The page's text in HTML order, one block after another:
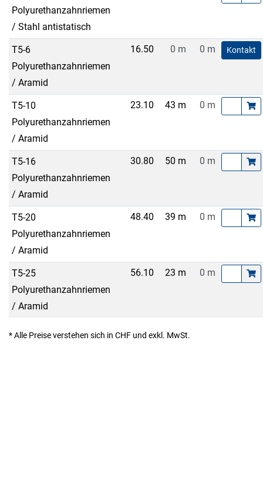
Polyurethanzahnriemen
/ Stahl antistatisch
T5-6
Polyurethanzahnriemen
/ Aramid
16.50 0 m 0 m Kontakt
T5-10
Polyurethanzahnriemen
/ Aramid
23.10 43 m 0 m
T5-16
Polyurethanzahnriemen
/ Aramid
30.80 50 m 0 m
T5-20
Polyurethanzahnriemen
/ Aramid
48.40 39 m 0 m
T5-25
Polyurethanzahnriemen
/ Aramid
56.10 23 m 0 m
* Alle Preise verstehen sich in CHF und exkl. MwSt.